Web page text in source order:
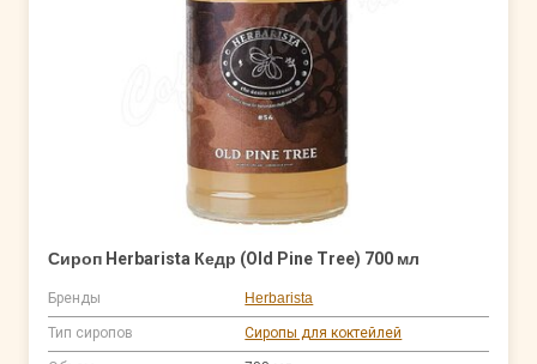
Сироп Herbarista Кедр (Old Pine Tree) 700 мл
Бренды Herbarista
Тип сиропов Сиропы для коктейлей